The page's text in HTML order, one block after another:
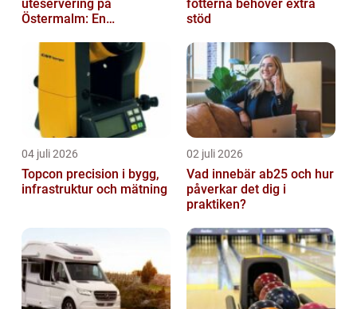
uteservering på
Östermalm: En
i solen
fötterna behöver extra
stöd
04 juli 2026
Topcon precision i bygg,
infrastruktur och mätning
02 juli 2026
Vad innebär ab25 och hur
påverkar det dig i
praktiken?